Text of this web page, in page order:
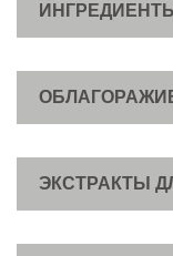
ИНГРЕДИЕНТЫ
ЭКСТРАКТЫ